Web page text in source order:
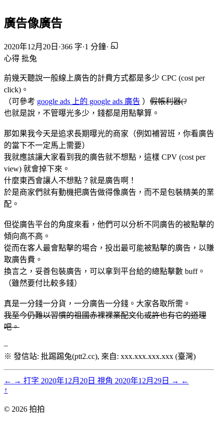
廣告像廣告
2020年12月20日 ·366 字·1 分鐘·
心得 批兔
前幾天聽說一般線上廣告的計費方式都是多少 CPC (cost per
click)。
（可參考 google ads 上的 google ads 廣告 ） 假帳利器(?
也就是說，不管曝光多少，錢都是用點擊算。
那如果我今天是追求長期曝光的商家（例如補習班，你看廣告
的當下不一定馬上需要）
我就應該讓大家看到我的廣告就不想點，這樣 CPV (cost per
view) 就會掉下來。
什麼東西會讓人不想點？就是廣告啊！
於是商家們就有動機把廣告做得像廣告，而不是包裝精美的業
配。
但從廣告平台的角度來看，他們可以分析不同廣告的被點擊的
傾向高不高。
從而在客人最會點擊的埸合，投出最可能被點擊的廣告，以賺
取廣告費。
換言之，妥善包裝廣告，可以拿到平台給的總點擊數 buff。
（雖然要付比較多錢）
真是一分錢一分貨，一分廣告一分錢。大家各取所需。
我至今仍難以習慣的祖國赤裸裸業配文化或許也有它的道理
吧。
–
※ 發信站: 批踢踢兔(ptt2.cc), 來自: xxx.xxx.xxx.xxx (臺灣)
← → 打字 2020年12月20日 視角 2020年12月29日 → ←
↑
© 2026 拍拍